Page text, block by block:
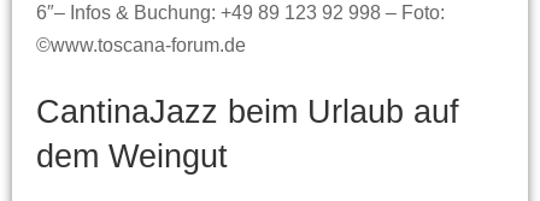
6″– Infos & Buchung: +49 89 123 92 998 – Foto:
©www.toscana-forum.de
CantinaJazz beim Urlaub auf
dem Weingut